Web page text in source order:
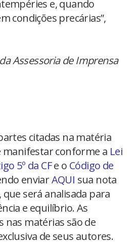
e, quando
condições precárias”,
Assessoria de Imprensa
citadas na matéria
manifestar conforme a Lei
5º da CFe o Código de
enviarAQUI sua nota
será analisada para
e equilíbrio. As
nas matérias são de
de seus autores.